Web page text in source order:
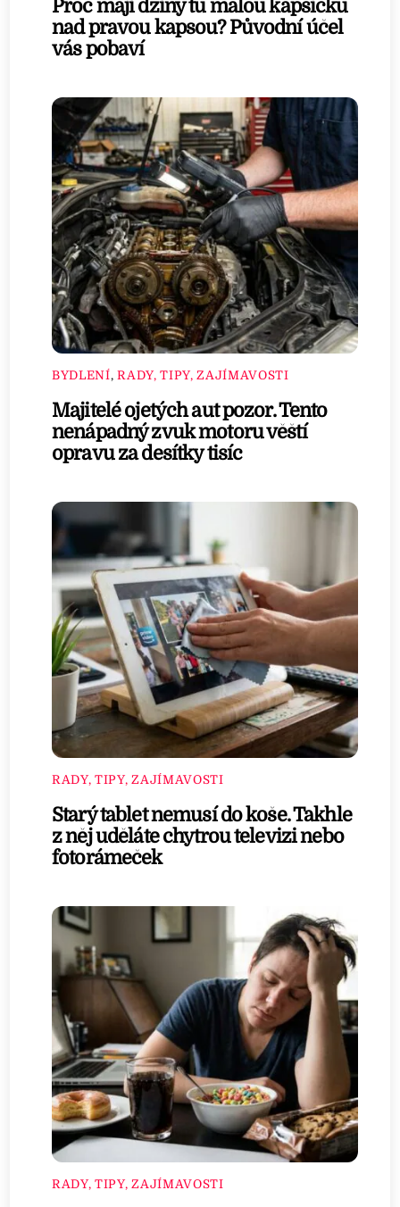
Proč mají džíny tu malou kapsičku
nad pravou kapsou? Původní účel
vás pobaví
BYDLENÍ,RADY, TIPY, ZAJÍMAVOSTI
Majitelé ojetých aut pozor. Tento
nenápadný zvuk motoru věští
opravu za desítky tisíc
RADY, TIPY, ZAJÍMAVOSTI
Starý tablet nemusí do koše. Takhle
z něj uděláte chytrou televizi nebo
fotorámeček
RADY, TIPY, ZAJÍMAVOSTI